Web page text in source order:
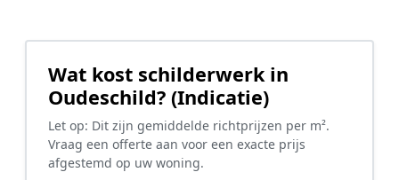
Wat kost schilderwerk in
Oudeschild? (Indicatie)
Let op: Dit zijn gemiddelde richtprijzen per m².
Vraag een offerte aan voor een exacte prijs
afgestemd op uw woning.